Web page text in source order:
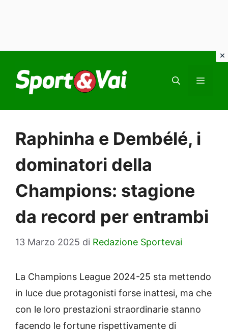
contenuto
Raphinha e Dembélé, i
dominatori della
Champions: stagione
da record per entrambi
13 Marzo 2025 di Redazione Sportevai
La Champions League 2024-25 sta mettendo
in luce due protagonisti forse inattesi, ma che
con le loro prestazioni straordinarie stanno
facendo le fortune rispettivamente di